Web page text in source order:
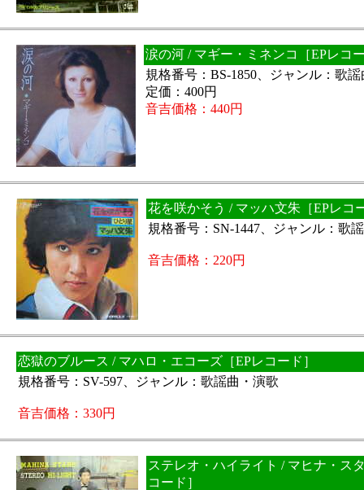
涙の河 / マギー・ミネンコ［EPレコ
規格番号：BS-1850、ジャンル：歌
定価：400円
音吉価格：440円
花を咲かそう / マッハ文朱［EPレコ
規格番号：SN-1447、ジャンル：歌
音吉価格：220円
恋獄のブルース / マハロ・エコーズ［EPレコード］
規格番号：SV-597、ジャンル：歌謡曲・演歌
音吉価格：330円
ステレオ・ハイライト / マヒナ・ス
コード］